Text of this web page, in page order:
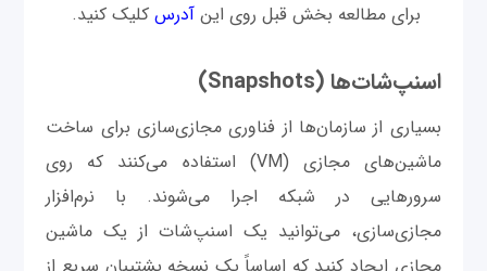
برای مطالعه بخش قبل روی این آدرس کلیک کنید.
اسنپ‌شات‌ها (Snapshots)
بسیاری از سازمان‌ها از فناوری مجازی‌سازی برای ساخت
ماشین‌های مجازی (VM) استفاده می‌کنند که روی
سرورهایی در شبکه اجرا می‌شوند. با نرم‌افزار
مجازی‌سازی، می‌توانید یک اسنپ‌شات از یک ماشین